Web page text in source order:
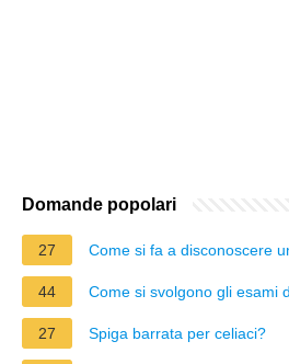
Domande popolari
27 Come si fa a disconoscere
44 Come si svolgono gli esami
27 Spiga barrata per celiaci?